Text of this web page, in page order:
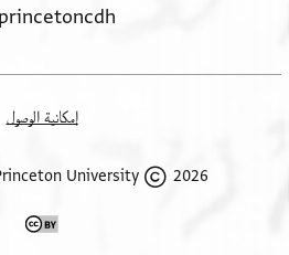
princetoncdh
إمكانية الوصول
2026 The Trustees of Princeton University